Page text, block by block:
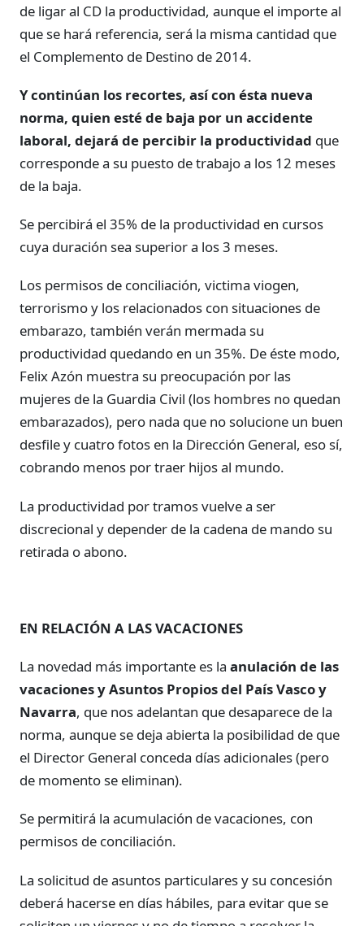
de ligar al CD la productividad, aunque el importe al
que se hará referencia, será la misma cantidad que
el Complemento de Destino de 2014.
Y continúan los recortes, así con ésta nueva
norma, quien esté de baja por un accidente
laboral, dejará de percibir la productividad que
corresponde a su puesto de trabajo a los 12 meses
de la baja.
Se percibirá el 35% de la productividad en cursos
cuya duración sea superior a los 3 meses.
Los permisos de conciliación, victima viogen,
terrorismo y los relacionados con situaciones de
embarazo, también verán mermada su
productividad quedando en un 35%. De éste modo,
Felix Azón muestra su preocupación por las
mujeres de la Guardia Civil (los hombres no quedan
embarazados), pero nada que no solucione un buen
desfile y cuatro fotos en la Dirección General, eso sí,
cobrando menos por traer hijos al mundo.
La productividad por tramos vuelve a ser
discrecional y depender de la cadena de mando su
retirada o abono.
EN RELACIÓN A LAS VACACIONES
La novedad más importante es la anulación de las
vacaciones y Asuntos Propios del País Vasco y
Navarra, que nos adelantan que desaparece de la
norma, aunque se deja abierta la posibilidad de que
el Director General conceda días adicionales (pero
de momento se eliminan).
Se permitirá la acumulación de vacaciones, con
permisos de conciliación.
La solicitud de asuntos particulares y su concesión
deberá hacerse en días hábiles, para evitar que se